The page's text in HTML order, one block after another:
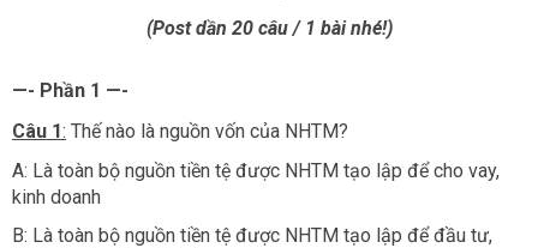
(Post dần 20 câu / 1 bài nhé!)
—- Phần 1 —-
Câu 1: Thế nào là nguồn vốn của NHTM?
A: Là toàn bộ nguồn tiền tệ được NHTM tạo lập để cho vay,
kinh doanh
B: Là toàn bộ nguồn tiền tệ được NHTM tạo lập để đầu tư,